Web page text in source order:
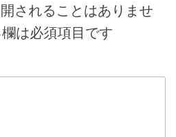
されることはありませ
は必須項目です